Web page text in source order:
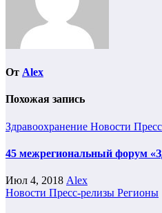
От Alex
Похожая запись
Здравоохранение Новости
45 межрегиональный форум
Июл 4, 2018 Alex
Новости Пресс-релизы Регионы